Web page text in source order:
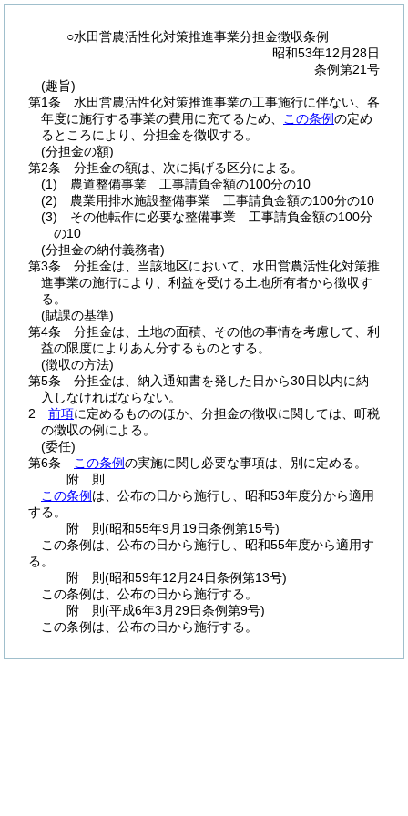
○水田営農活性化対策推進事業分担金徴収条例
昭和53年12月28日
条例第21号
(趣旨)
第1条
水田営農活性化対策推進事業の工事施行に伴ない、各
年度に施行する事業の費用に充てるため、
この条例の定め
るところにより、分担金を徴収する。
(分担金の額)
第2条
分担金の額は、次に掲げる区分による。
(1)
農道整備事業 工事請負金額の100分の10
(2)
農業用排水施設整備事業 工事請負金額の100分の10
(3)
その他転作に必要な整備事業 工事請負金額の100分
の10
(分担金の納付義務者)
第3条
分担金は、当該地区において、水田営農活性化対策推
進事業の施行により、利益を受ける土地所有者から徴収す
る。
(賦課の基準)
第4条
分担金は、土地の面積、その他の事情を考慮して、利
益の限度によりあん分するものとする。
(徴収の方法)
第5条
分担金は、納入通知書を発した日から30日以内に納
入しなければならない。
2
前項に定めるもののほか、分担金の徴収に関しては、町税
の徴収の例による。
(委任)
第6条
この条例の実施に関し必要な事項は、別に定める。
附 則
この条例 は、公布の日から施行し、昭和53年度分から適用
する。
附 則(昭和55年9月19日条例第15号)
この条例は、公布の日から施行し、昭和55年度から適用す
る。
附 則(昭和59年12月24日条例第13号)
この条例は、公布の日から施行する。
附 則(平成6年3月29日条例第9号)
この条例は、公布の日から施行する。